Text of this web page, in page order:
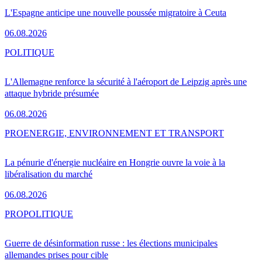
L'Espagne anticipe une nouvelle poussée migratoire à Ceuta
06.08.2026
L'Allemagne renforce la sécurité à l'aéroport de Leipzig après une
attaque hybride présumée
06.08.2026
POLITIQUE
La pénurie d'énergie nucléaire en Hongrie ouvre la voie à la
libéralisation du marché
06.08.2026
PROENERGIE, ENVIRONNEMENT ET TRANSPORT
Guerre de désinformation russe : les élections municipales
allemandes prises pour cible
PROPOLITIQUE